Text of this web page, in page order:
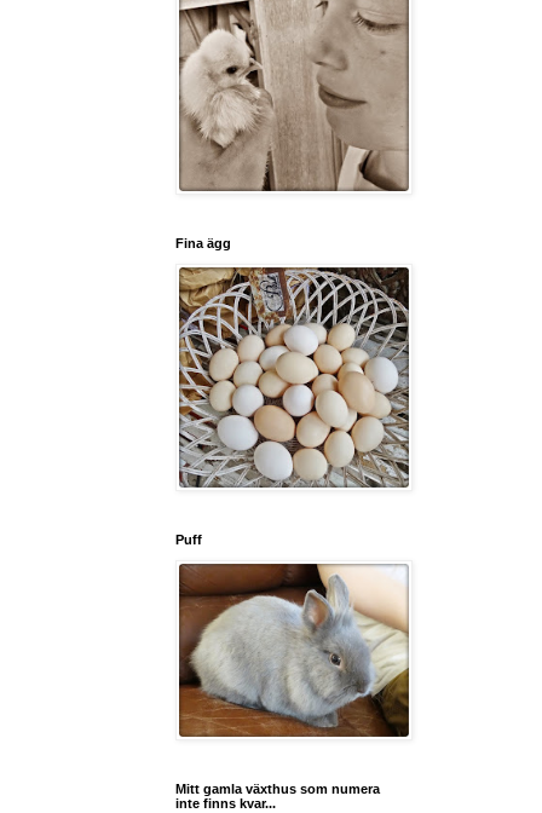
Fina ägg
Puff
Mitt gamla växthus som numera
inte finns kvar...